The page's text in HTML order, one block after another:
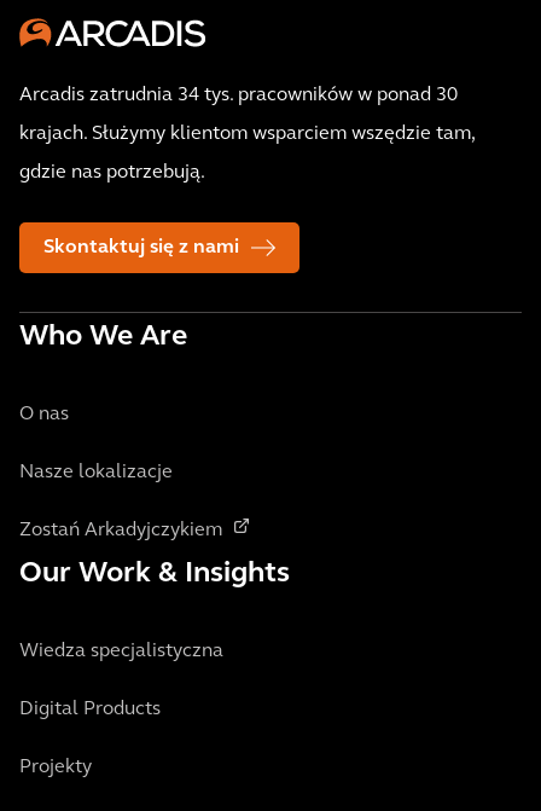
Arcadis zatrudnia 34 tys. pracowników w ponad 30
krajach. Służymy klientom wsparciem wszędzie tam,
gdzie nas potrzebują.
Skontaktuj się z nami
Who We Are
O nas
Nasze lokalizacje
Zostań Arkadyjczykiem
Our Work & Insights
Wiedza specjalistyczna
Digital Products
Projekty